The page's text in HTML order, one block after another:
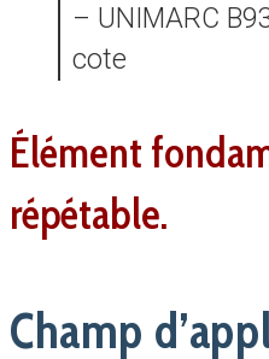
– UNIMARC
cote
élément fondamental non
répétable.
Champ